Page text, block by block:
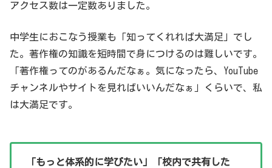
アクセス数は一定数ありました。
中学生におこなう授業も「知ってくれれば大満足」でし
た。著作権の知識を短時間で身につけるのは難しいです。
「著作権ってのがあるんだなぁ。気になったら、YouTube
チャンネルやサイトを見ればいいんだなぁ」くらいで、私
は大満足です。
「もっと体系的に学びたい」「校内で共有した